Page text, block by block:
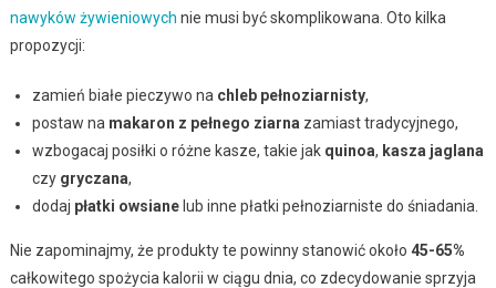
nawyków żywieniowych nie musi być skomplikowana. Oto kilka
propozycji:
zamień białe pieczywo na chleb pełnoziarnisty,
postaw na makaron z pełnego ziarna zamiast tradycyjnego,
wzbogacaj posiłki o różne kasze, takie jak quinoa, kasza jaglana
czy gryczana,
dodaj płatki owsianelub inne płatki pełnoziarniste do śniadania.
Nie zapominajmy, że produkty te powinny stanowić około 45-65%
całkowitego spożycia kalorii w ciągu dnia, co zdecydowanie sprzyja